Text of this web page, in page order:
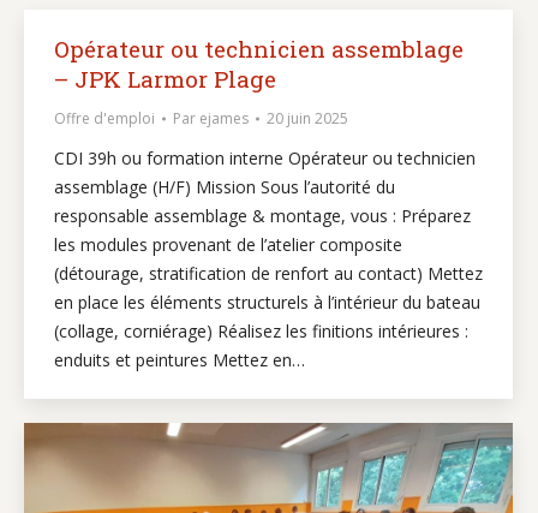
Opérateur ou technicien assemblage
– JPK Larmor Plage
Offre d'emploi Par ejames 20 juin 2025
CDI 39h ou formation interne Opérateur ou technicien
assemblage (H/F) Mission Sous l’autorité du
responsable assemblage & montage, vous : Préparez
les modules provenant de l’atelier composite
(détourage, stratification de renfort au contact) Mettez
en place les éléments structurels à l’intérieur du bateau
(collage, corniérage) Réalisez les finitions intérieures :
enduits et peintures Mettez en…